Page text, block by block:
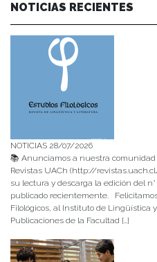
NOTICIAS RECIENTES
NOTICIAS 28/07/2026
📚 Anunciamos a nuestra
Revistas UACh (http://
su lectura y descarga la edición del n°
publicado recientemente.
Filológicos, al Instituto de Lingüística
Publicaciones de la Facultad […]